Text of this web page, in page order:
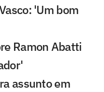
'Um bom
Ramon Abatti
assunto em